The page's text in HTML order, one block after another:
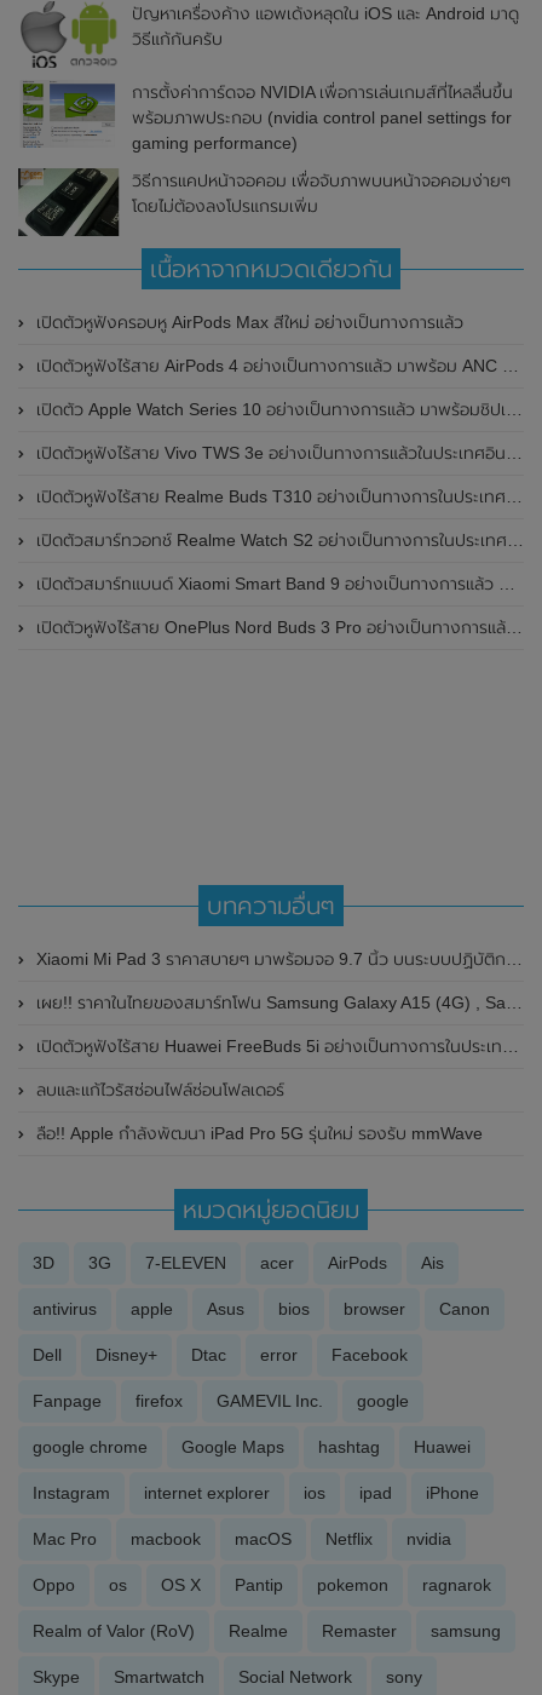
ปัญหาเครื่องค้าง แอพเด้งหลุดใน iOS และ Android มาดู
วิธีแก้กันครับ
การตั้งค่าการ์ดจอ NVIDIA เพื่อการเล่นเกมส์ที่ไหลลื่นขึ้น
พร้อมภาพประกอบ (nvidia control panel settings for
gaming performance)
วิธีการแคปหน้าจอคอม เพื่อจับภาพบนหน้าจอคอมง่ายๆ
โดยไม่ต้องลงโปรแกรมเพิ่ม
เนื้อหาจากหมวดเดียวกัน
เปิดตัวหูฟังครอบหู AirPods Max สีใหม่ อย่างเป็นทางการแล้ว
เปิดตัวหูฟังไร้สาย AirPods 4 อย่างเป็นทางการแล้ว มาพร้อม ANC และฟีเจอร์ใหม่มากมาย
เปิดตัว Apple Watch Series 10 อย่างเป็นทางการแล้ว มาพร้อมชิปเซ็ตรุ่น S10
เปิดตัวหูฟังไร้สาย Vivo TWS 3e อย่างเป็นทางการแล้วในประเทศอินเดีย มาพร้อมระบบตัดเสียงรบกวน ANC ที่ 30dB , ป้องกันฝุ่นและกันน้ำที่ระดับ IP54 , แบตเตอรี่สามารถใช้งานนานสูงสุด 36 ชั่วโมง
เปิดตัวหูฟังไร้สาย Realme Buds T310 อย่างเป็นทางการในประเทศอินเดีย มาพร้อมระบบตัดเสียงรบกวน ANC สูงสุด 46dB , เสียงรอบทิศทาง 360 องศา , แบตเตอรี่สามารถใช้งานได้นานสูงสุด 40 ชั่วโมง
เปิดตัวสมาร์ทวอทช์ Realme Watch S2 อย่างเป็นทางการในประเทศอินเดีย มาพร้อมตัวเรือนสแตนเลสสตีล , หน้าจอแสดงผล AMOLED ขนาด 1.43 นิ้ว , แบตเตอรี่ขนาดใหญ่ใช้งานได้นาน 20 วัน และรองรับคำสั่งเสียง Super AI Engine ที่ขับเคลื่อนโดย ChatGPT
เปิดตัวสมาร์ทแบนด์ Xiaomi Smart Band 9 อย่างเป็นทางการแล้ว มาพร้อมหน้าจอ AMOLED ขนาด 1.62 นิ้ว , ตัวเรือนเป็นโลหะ และแบตเตอรี่สุดอึดสามารถใช้งานได้นานถึง 21 วัน
เปิดตัวหูฟังไร้สาย OnePlus Nord Buds 3 Pro อย่างเป็นทางการแล้ว มาพร้อมระบบตัดเสียงรบกวน (ANC) สามารถลดเสียงรบกวนได้ 49dB และแบตเตอรี่สุดอึดใช้งานได้นานสูงสุดถึง 44 ชั่วโมง
บทความอื่นๆ
Xiaomi Mi Pad 3 ราคาสบายๆ มาพร้อมจอ 9.7 นิ้ว บนระบบปฏิบัติการ Windows 10
เผย!! ราคาในไทยของสมาร์ทโฟน Samsung Galaxy A15 (4G) , Samsung Galaxy A15 (5G) และSamsung Galaxy A25 (5G) ราคาเริ่มต้นอยู่ที่ 6,999 บาท
เปิดตัวหูฟังไร้สาย Huawei FreeBuds 5i อย่างเป็นทางการในประเทศจีน มาพร้อมระบบตัดเสียงรบกวน ANC ที่ดีขึ้น และแบตเตอรี่สามารถใช้งานได้ยาวนานขึ้น
ลบและแก้ไวรัสซ่อนไฟล์ซ่อนโฟลเดอร์
ลือ!! Apple กำลังพัฒนา iPad Pro 5G รุ่นใหม่ รองรับ mmWave
หมวดหมู่ยอดนิยม
3D 3G 7-ELEVEN acer AirPods Ais
antivirus apple Asus bios browser Canon
Dell Disney+ Dtac error Facebook
Fanpage firefox GAMEVIL Inc. google
google chrome Google Maps hashtag Huawei
Instagram internet explorer ios ipad iPhone
Mac Pro macbook macOS Netflix nvidia
Oppo os OS X Pantip pokemon ragnarok
Realm of Valor (RoV) Realme Remaster samsung
Skype Smartwatch Social Network sony